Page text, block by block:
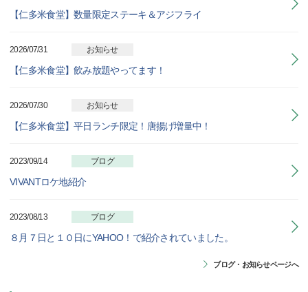
【仁多米食堂】数量限定ステーキ＆アジフライ
2026/07/31 お知らせ
【仁多米食堂】飲み放題やってます！
2026/07/30 お知らせ
【仁多米食堂】平日ランチ限定！唐揚げ増量中！
2023/09/14 ブログ
VIVANTロケ地紹介
2023/08/13 ブログ
８月７日と１０日にYAHOO！で紹介されていました。
ブログ・お知らせページへ